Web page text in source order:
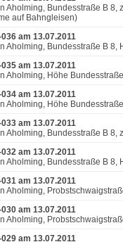
Aholming, Bundesstraße B 8,
auf Bahngleisen)
am 13.07.2011
Aholming, Bundesstraße B 8,
am 13.07.2011
Aholming, Höhe
am 13.07.2011
Aholming, Höhe
am 13.07.2011
Aholming, Bundesstraße B 8,
am 13.07.2011
Aholming, Bundesstraße B 8,
am 13.07.2011
Aholming,
am 13.07.2011
Aholming,
am 13.07.2011